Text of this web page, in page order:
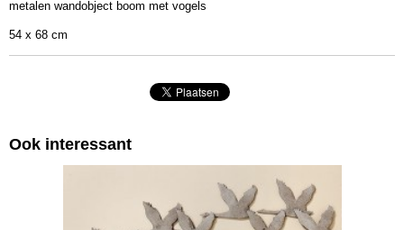
EAN code
metalen wandobject boom met vogels
54 x 68 cm
Ook interessant